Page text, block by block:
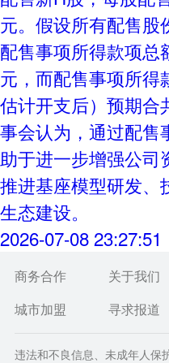
元。假设所有配售股
配售事项所得款项总
元，而配售事项所得
估计开支后）预期合
事会认为，通过配售
助于进一步增强公
推进基座模型研发、
生态建设。
2026-07-08 23:27:51
商务合作 关于我们
城市加盟
寻求报道
违法和不良信息、未成年人保